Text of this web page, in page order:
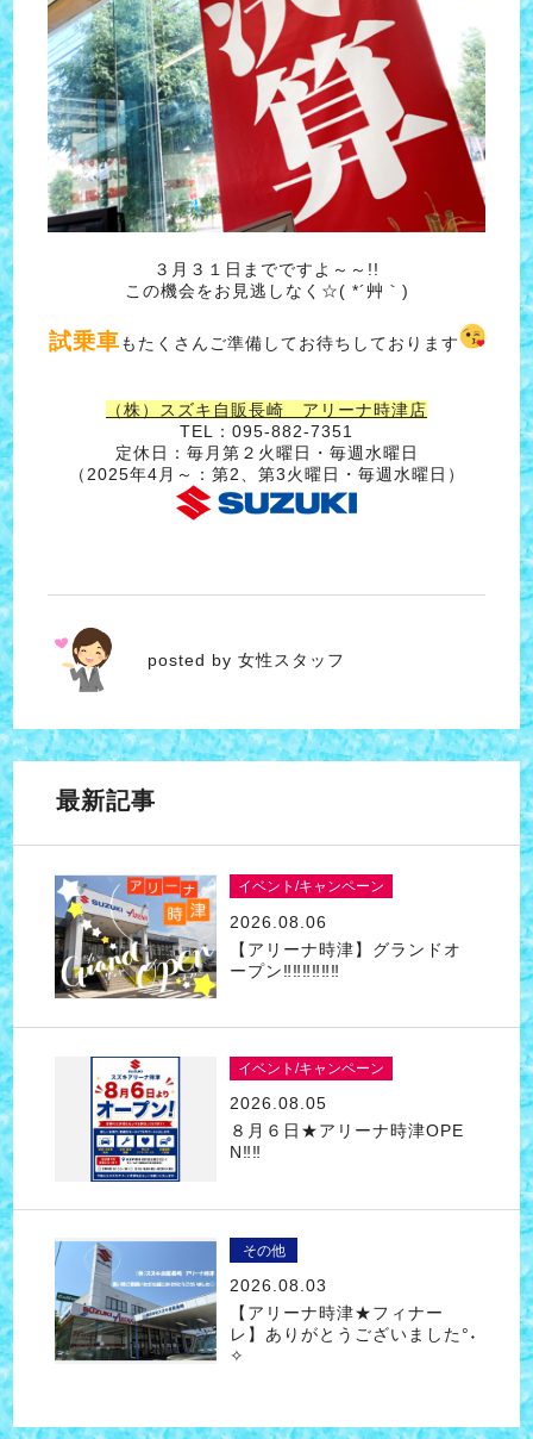
３月３１日までですよ～～!!
この機会をお見逃しなく☆( *´艸｀)
試乗車もたくさんご準備してお待ちしております
（株）スズキ自販長崎 アリーナ時津店
TEL：095-882-7351
定休日：毎月第２火曜日・毎週水曜日
（2025年4月～：第2、第3火曜日・毎週水曜日）
女性スタッフ
posted by 女性スタッフ
最新記事
イベント/キャンペーン
2026.08.06
【アリーナ時津】グランドオ
ープン‼‼‼‼‼‼
イベント/キャンペーン
2026.08.05
８月６日★アリーナ時津OPE
N‼‼
その他
2026.08.03
【アリーナ時津★フィナー
レ】ありがとうございました°˖
✧